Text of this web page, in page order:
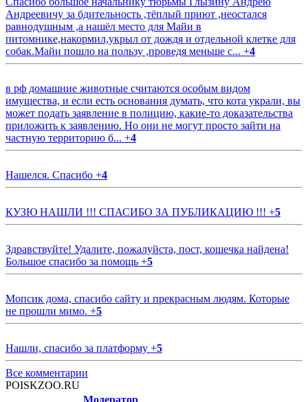
Андреевичу за бдительность ,тёплый приют ,неостался
равнодушным ,а нашёл место для Майи в
питомнике,накормил,укрыл от дождя и отдельной клетке для
собак.Майи пошло на пользу ,проведя меньше с... +4
в рф домашние животные считаются особым видом
имущества, и если есть основания думать, что кота украли, вы
может подать заявление в полицию, какие-то доказательства
приложить к заявлению. Но они не могут просто зайти на
частную территорию б... +4
Нашелся. Спасибо +4
КУЗЮ НАШЛИ !!! СПАСИБО ЗА ПУБЛИКАЦИЮ !!! +5
Здравствуйте! Удалите, пожалуйста, пост, кошечка найдена!
Большое спасибо за помощь +5
Мопсик дома, спасибо сайту и прекрасным людям. Которые
не прошли мимо. +5
Нашли, спасибо за платформу +5
Все комментарии
POISKZOO.RU
Модератор